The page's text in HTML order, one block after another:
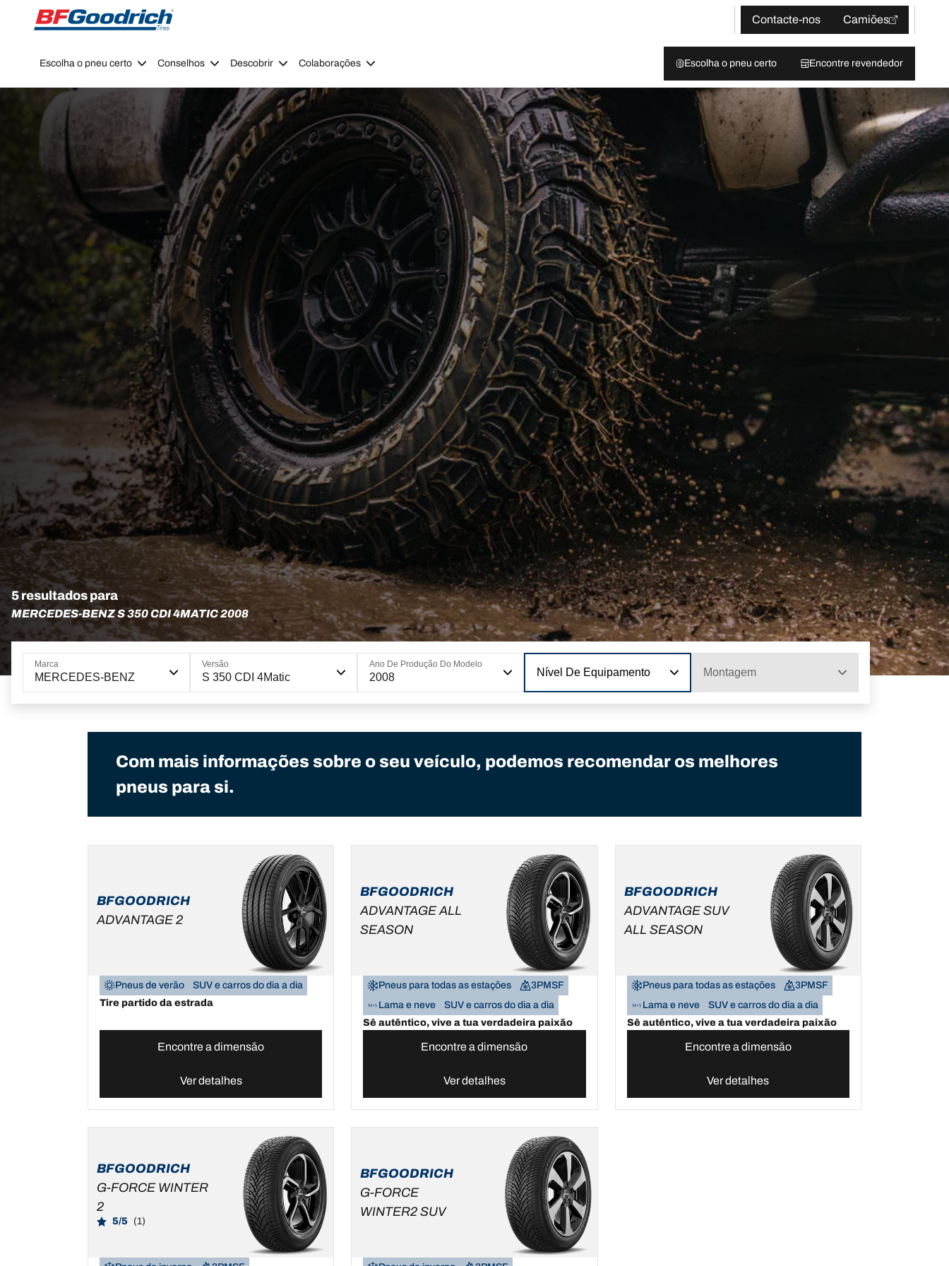
Go to page content
Go to page navigation
Contacte-nos
Camiões
Escolha o pneu certo Conselhos Descobrir Colaborações Escolha o pneu certo Encontre revendedor
5 resultados para
MERCEDES-BENZ S 350 CDI 4MATIC 2008
Marca
MERCEDES-BENZ
Versão
S 350 CDI 4Matic
Ano De Produção Do Modelo
2008 Nível De Equipamento Montagem
Com mais informações sobre o seu veículo, podemos recomendar os melhores
pneus para si.
BFGOODRICH
ADVANTAGE 2
Pneus de verão
SUV e carros do dia a dia
Tire partido da estrada
Encontre a dimensão
Ver detalhes
BFGOODRICH
ADVANTAGE ALL
SEASON
Pneus para todas as estações
3PMSF
Lama e neve
SUV e carros do dia a dia
Sê autêntico, vive a tua verdadeira paixão
Encontre a dimensão
Ver detalhes
BFGOODRICH
ADVANTAGE SUV
ALL SEASON
Pneus para todas as estações
3PMSF
Lama e neve
SUV e carros do dia a dia
Sê autêntico, vive a tua verdadeira paixão
Encontre a dimensão
Ver detalhes
BFGOODRICH
G-FORCE WINTER
2
5/5 (1)
BFGOODRICH
G-FORCE
WINTER2 SUV